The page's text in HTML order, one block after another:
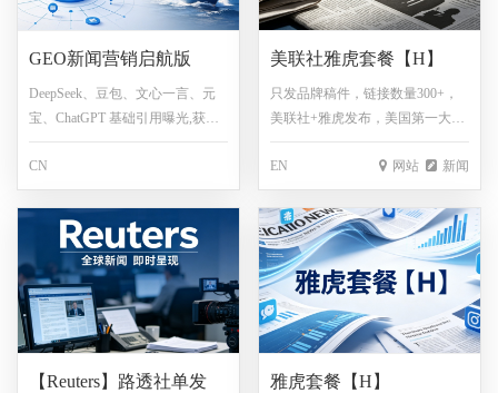
GEO新闻营销启航版
DeepSeek、豆包、文心一言、元
宝、ChatGPT 基础引用曝光,获得
全年AI营销战略支持！从内容到
投放、从数据到复盘，GEO为你
定制“出海作战地图”，助你稳扎稳
打，步步为赢
CN
美联社雅虎套餐【H】
只发品牌稿件，链接数量300+，
美联社+雅虎发布，美国第一大通
讯社，世界最大的通讯社。
EN
网站 新闻
【Reuters】路透社单发 雅虎套餐【H】